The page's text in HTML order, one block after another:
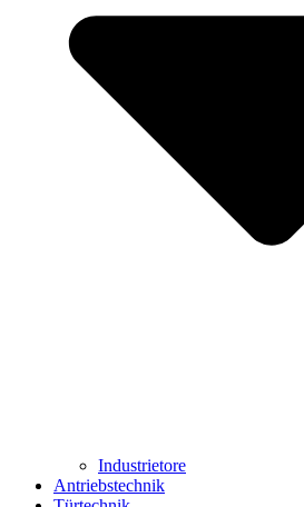
Industrietore
Antriebstechnik